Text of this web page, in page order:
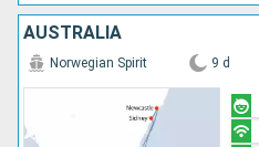
AUSTRALIA
Norwegian Spirit 9 d